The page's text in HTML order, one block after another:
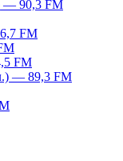
— 90,3 FM
FM
FM
— 89,3 FM